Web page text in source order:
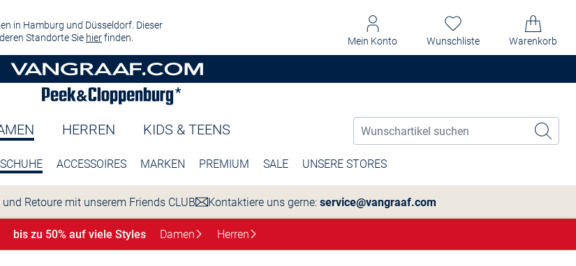
in Hamburg und Düsseldorf. Dieser
Standorte Sie hierfinden. Mein Konto Wunschliste Warenkorb
HERREN KIDS & TEENS
SCHUHE ACCESSOIRES MARKEN PREMIUM SALE UNSERE STORES
Retoure mit unserem Friends CLUB Kontaktiere uns gerne: service@vangraaf.com
bis zu 50% auf viele Styles Damen Herren